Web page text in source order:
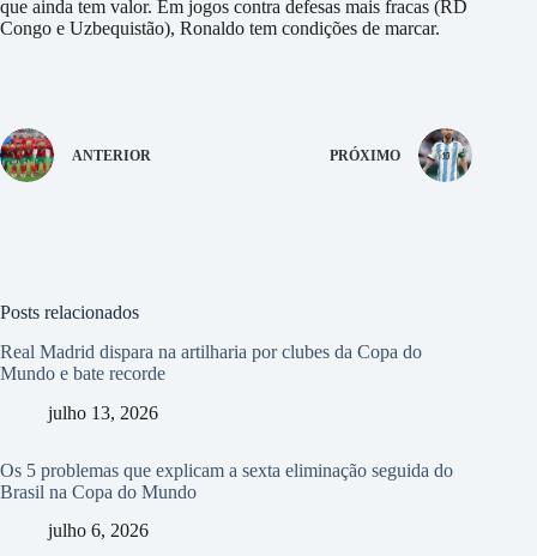
que ainda tem valor. Em jogos contra defesas mais fracas (RD
Congo e Uzbequistão), Ronaldo tem condições de marcar.
ANTERIOR PRÓXIMO
Posts relacionados
Real Madrid dispara na artilharia por clubes da Copa do
Mundo e bate recorde
julho 13, 2026
Os 5 problemas que explicam a sexta eliminação seguida do
Brasil na Copa do Mundo
julho 6, 2026